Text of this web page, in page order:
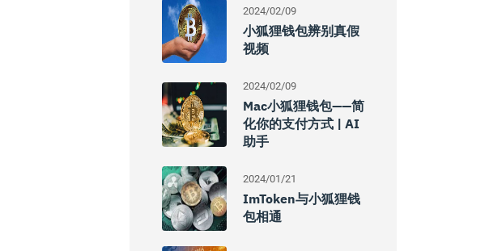
2024/02/09
小狐狸钱包辨别真假
视频
2024/02/09
Mac小狐狸钱包——简
化你的支付方式 | AI
助手
2024/01/21
ImToken与小狐狸钱
包相通